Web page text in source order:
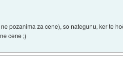
pozanima za cene), so nategunu, ker te
cene ;)